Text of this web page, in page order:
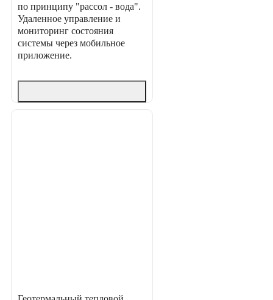
по принципу "рассол - вода".
Удаленное управление и
мониторинг состояния
системы через мобильное
приложение.